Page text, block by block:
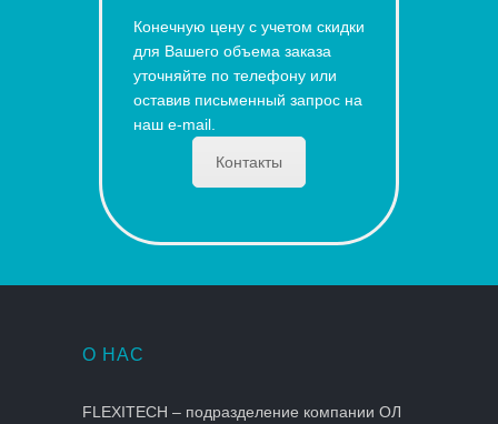
Конечную цену с учетом скидки
для Вашего объема заказа
уточняйте по телефону или
оставив письменный запрос на
наш e-mail.
Контакты
О НАС
FLEXITECH – подразделение компании ОЛ